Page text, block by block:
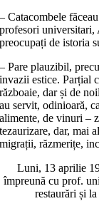
– Catacombele
profesori universitari,
preocupați de istoria
– Pare plauzibil,
invazii estice. Parțial
războaie, dar și de
au servit, odinioară,
alimente, de vinuri –
tezaurizare, dar, mai
migrații, răzmerițe,
Luni, 13 aprilie
împreună cu prof.
restaurări și